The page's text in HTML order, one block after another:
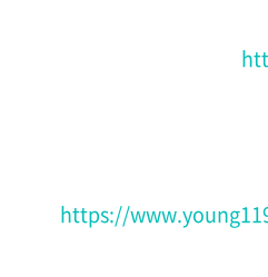
https://